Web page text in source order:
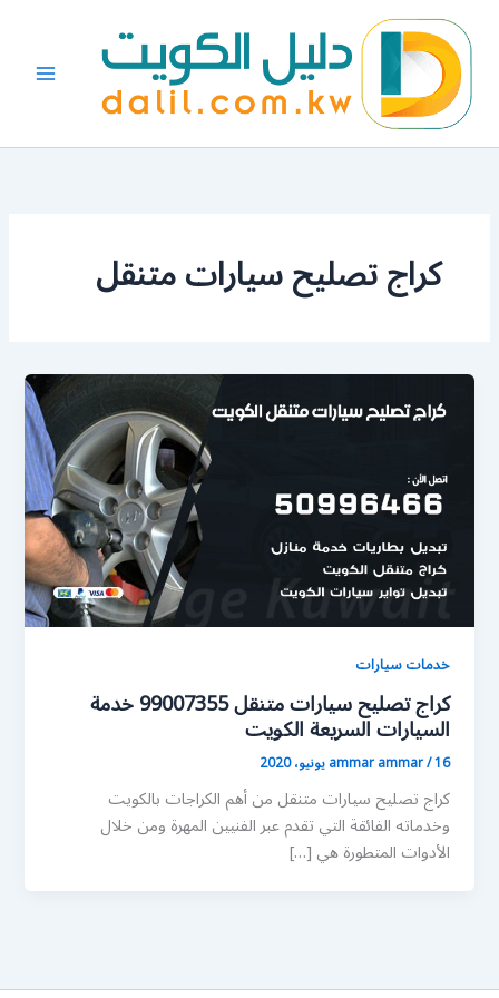
المحتوى
كراج تصليح سيارات متنقل
خدمات سيارات
كراج تصليح سيارات متنقل 99007355 خدمة
السيارات السريعة الكويت
ammar ammar/16 يونيو، 2020
كراج تصليح سيارات متنقل من أهم الكراجات بالكويت
وخدماته الفائقة التي تقدم عبر الفنيين المهرة ومن خلال
الأدوات المتطورة هي […]